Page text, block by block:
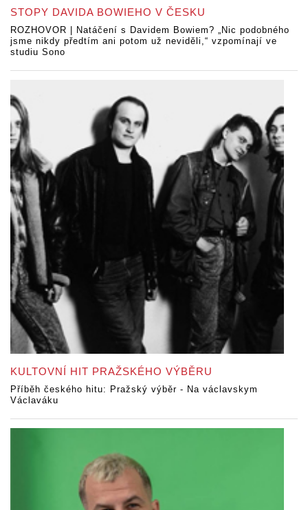
STOPY DAVIDA BOWIEHO V ČESKU
ROZHOVOR | Natáčení s Davidem Bowiem? „Nic podobného
jsme nikdy předtím ani potom už neviděli,“ vzpomínají ve
studiu Sono
KULTOVNÍ HIT PRAŽSKÉHO VÝBĚRU
Příběh českého hitu: Pražský výběr - Na václavskym
Václaváku